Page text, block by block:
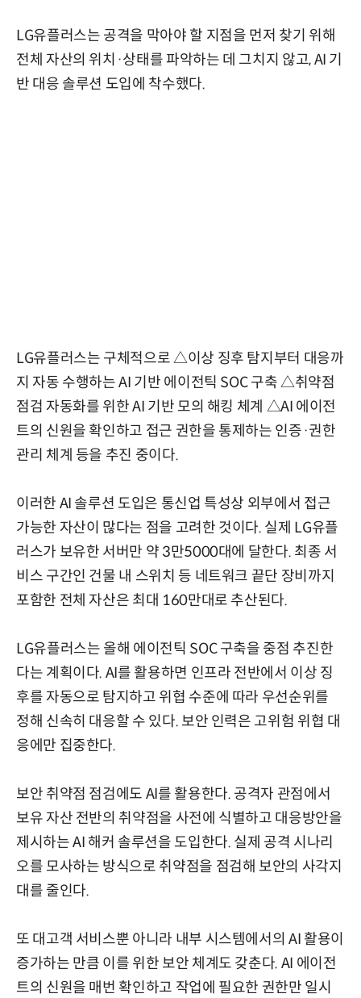
LG유플러스는 공격을 막아야 할 지점을 먼저 찾기 위해
전체 자산의 위치·상태를 파악하는 데 그치지 않고, AI 기
반 대응 솔루션 도입에 착수했다.
LG유플러스는 구체적으로 △이상 징후 탐지부터 대응까
지 자동 수행하는 AI 기반 에이전틱 SOC 구축 △취약점
점검 자동화를 위한 AI 기반 모의 해킹 체계 △AI 에이전
트의 신원을 확인하고 접근 권한을 통제하는 인증·권한
관리 체계 등을 추진 중이다.
이러한 AI 솔루션 도입은 통신업 특성상 외부에서 접근
가능한 자산이 많다는 점을 고려한 것이다. 실제 LG유플
러스가 보유한 서버만 약 3만5000대에 달한다. 최종 서
비스 구간인 건물 내 스위치 등 네트워크 끝단 장비까지
포함한 전체 자산은 최대 160만대로 추산된다.
LG유플러스는 올해 에이전틱 SOC 구축을 중점 추진한
다는 계획이다. AI를 활용하면 인프라 전반에서 이상 징
후를 자동으로 탐지하고 위협 수준에 따라 우선순위를
정해 신속히 대응할 수 있다. 보안 인력은 고위험 위협 대
응에만 집중한다.
보안 취약점 점검에도 AI를 활용한다. 공격자 관점에서
보유 자산 전반의 취약점을 사전에 식별하고 대응방안을
제시하는 AI 해커 솔루션을 도입한다. 실제 공격 시나리
오를 모사하는 방식으로 취약점을 점검해 보안의 사각지
대를 줄인다.
또 대고객 서비스뿐 아니라 내부 시스템에서의 AI 활용이
증가하는 만큼 이를 위한 보안 체계도 갖춘다. AI 에이전
트의 신원을 매번 확인하고 작업에 필요한 권한만 일시